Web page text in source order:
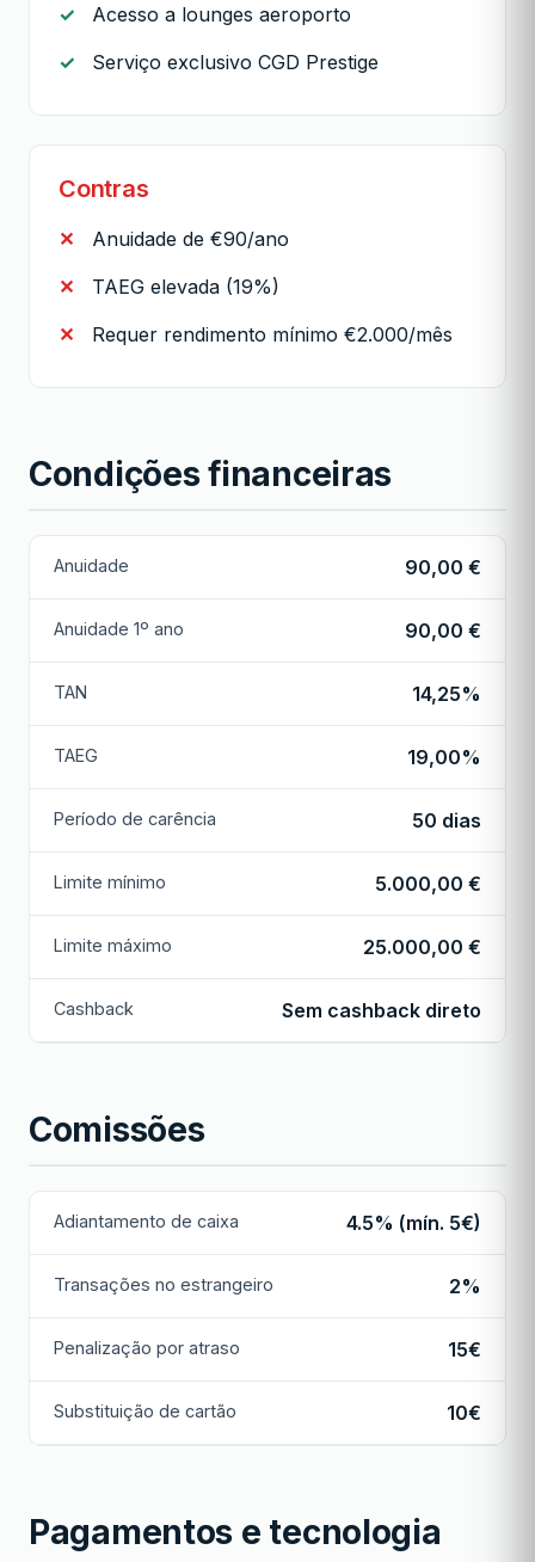
Acesso a lounges aeroporto
Serviço exclusivo CGD Prestige
Contras
Anuidade de €90/ano
TAEG elevada (19%)
Requer rendimento mínimo €2.000/mês
Condições financeiras
Anuidade 90,00 €
Anuidade 1º ano 90,00 €
TAN 14,25%
TAEG 19,00%
Período de carência 50 dias
Limite mínimo 5.000,00 €
Limite máximo 25.000,00 €
Cashback Sem cashback direto
Comissões
Adiantamento de caixa 4.5% (mín. 5€)
Transações no estrangeiro 2%
Penalização por atraso 15€
Substituição de cartão 10€
Pagamentos e tecnologia